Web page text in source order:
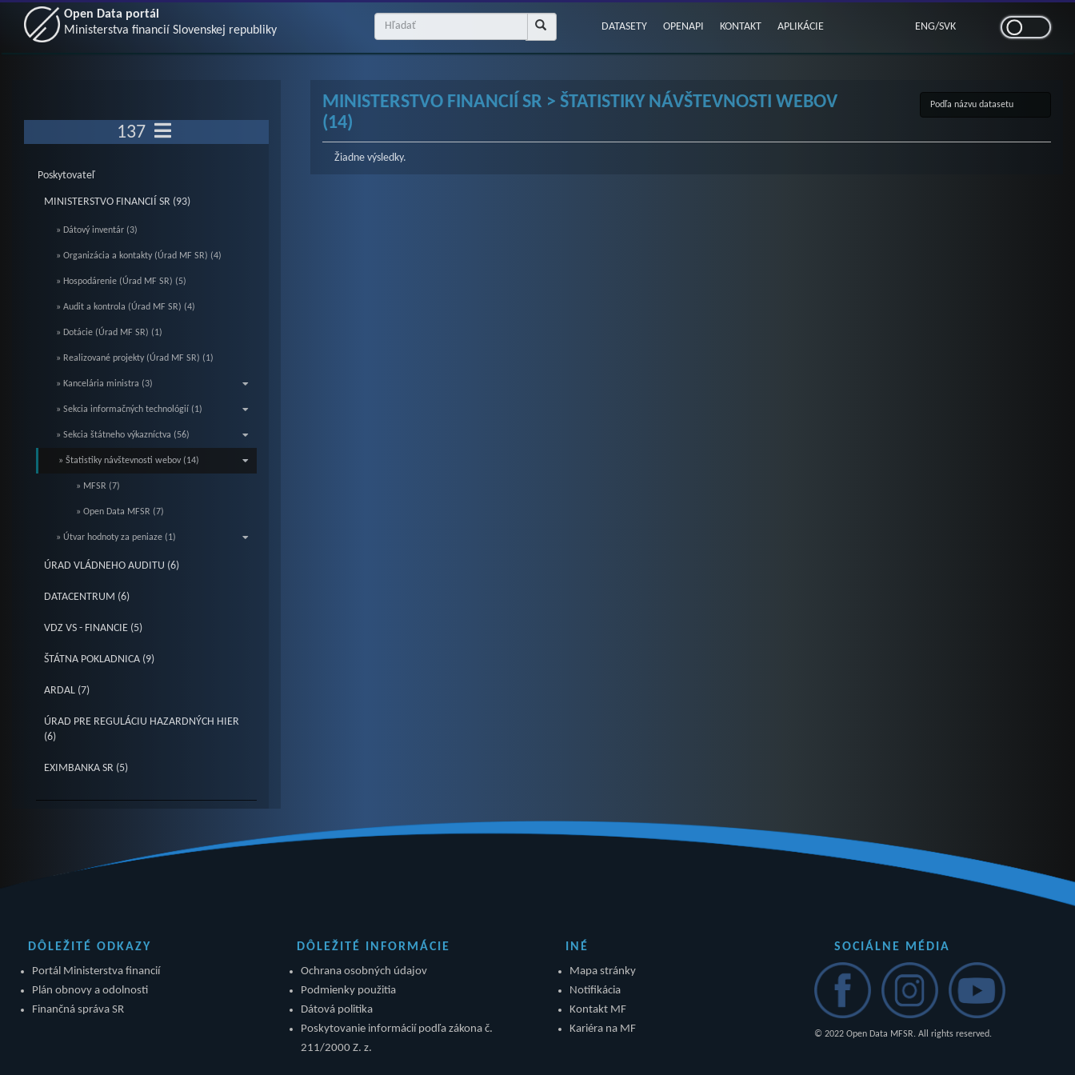
Open Data portál
Ministerstva financií Slovenskej republiky
DATASETY OPENAPI KONTAKT APLIKÁCIE ENG/SVK
137
Poskytovateľ
MINISTERSTVO FINANCIÍ SR (93)
» Dátový inventár (3)
» Organizácia a kontakty (Úrad MF SR) (4)
» Hospodárenie (Úrad MF SR) (5)
» Audit a kontrola (Úrad MF SR) (4)
» Dotácie (Úrad MF SR) (1)
» Realizované projekty (Úrad MF SR) (1)
» Kancelária ministra (3)
» Sekcia informačných technológií (1)
» Sekcia štátneho výkazníctva (56)
» Štatistiky návštevnosti webov (14)
» MFSR (7)
» Open Data MFSR (7)
» Útvar hodnoty za peniaze (1)
ÚRAD VLÁDNEHO AUDITU (6)
DATACENTRUM (6)
VDZ VS - FINANCIE (5)
ŠTÁTNA POKLADNICA (9)
ARDAL (7)
ÚRAD PRE REGULÁCIU HAZARDNÝCH HIER
(6)
EXIMBANKA SR (5)
MINISTERSTVO FINANCIÍ SR > ŠTATISTIKY NÁVŠTEVNOSTI WEBOV
(14)
Žiadne výsledky.
DÔLEŽITÉ ODKAZY
Portál Ministerstva financií
Plán obnovy a odolnosti
Finančná správa SR
DÔLEŽITÉ INFORMÁCIE
Ochrana osobných údajov
Podmienky použitia
Dátová politika
Poskytovanie informácií podľa zákona č.
211/2000 Z. z.
INÉ
Mapa stránky
Notifikácia
Kontakt MF
Kariéra na MF
SOCIÁLNE MÉDIA
© 2022 Open Data MFSR. All rights reserved.